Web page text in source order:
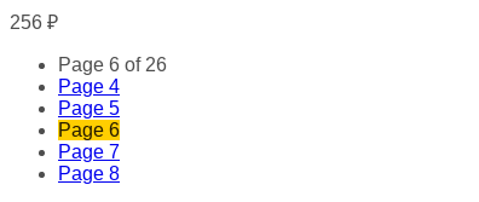
256 ₽
Page 6 of 26
Page 4
Page 5
Page 6
Page 7
Page 8